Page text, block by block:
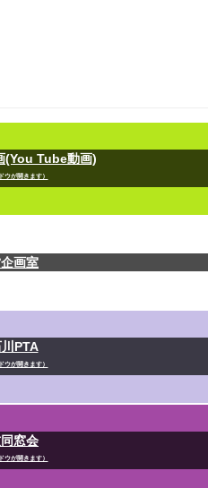
(You Tube動画)
ウが開きます）
画室
PTA
ウが開きます）
窓会
ウが開きます）